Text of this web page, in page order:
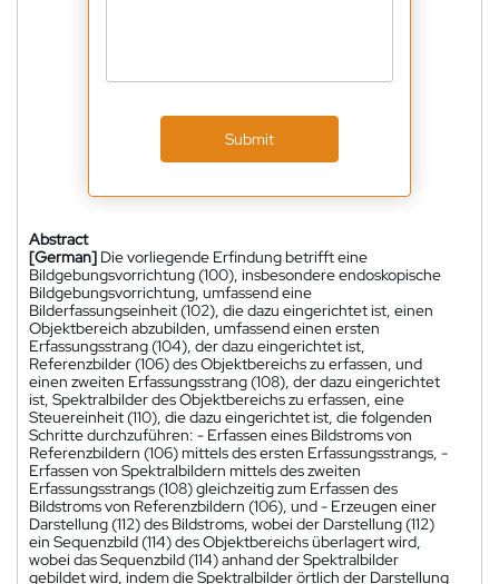
Submit
Abstract
[German] Die vorliegende Erfindung betrifft eine
Bildgebungsvorrichtung (100), insbesondere endoskopische
Bildgebungsvorrichtung, umfassend eine
Bilderfassungseinheit (102), die dazu eingerichtet ist, einen
Objektbereich abzubilden, umfassend einen ersten
Erfassungsstrang (104), der dazu eingerichtet ist,
Referenzbilder (106) des Objektbereichs zu erfassen, und
einen zweiten Erfassungsstrang (108), der dazu eingerichtet
ist, Spektralbilder des Objektbereichs zu erfassen, eine
Steuereinheit (110), die dazu eingerichtet ist, die folgenden
Schritte durchzuführen: - Erfassen eines Bildstroms von
Referenzbildern (106) mittels des ersten Erfassungsstrangs, -
Erfassen von Spektralbildern mittels des zweiten
Erfassungsstrangs (108) gleichzeitig zum Erfassen des
Bildstroms von Referenzbildern (106), und - Erzeugen einer
Darstellung (112) des Bildstroms, wobei der Darstellung (112)
ein Sequenzbild (114) des Objektbereichs überlagert wird,
wobei das Sequenzbild (114) anhand der Spektralbilder
gebildet wird, indem die Spektralbilder örtlich der Darstellung